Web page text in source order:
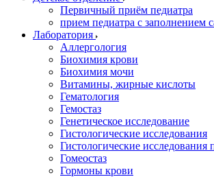
Первичный приём педиатра
прием педиатра с заполнением
Лаборатория
Аллергология
Биохимия крови
Биохимия мочи
Витамины, жирные кислоты
Гематология
Гемостаз
Генетическое исследование
Гистологические исследования
Гистологические
Гомеостаз
Гормоны крови